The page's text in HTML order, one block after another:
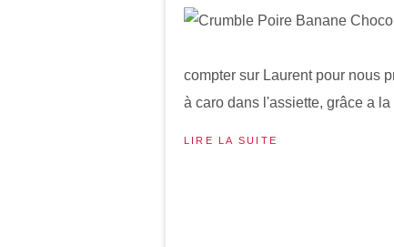
compter sur Laurent pour nous
à caro dans l'assiette, grâce a
LIRE LA SUITE